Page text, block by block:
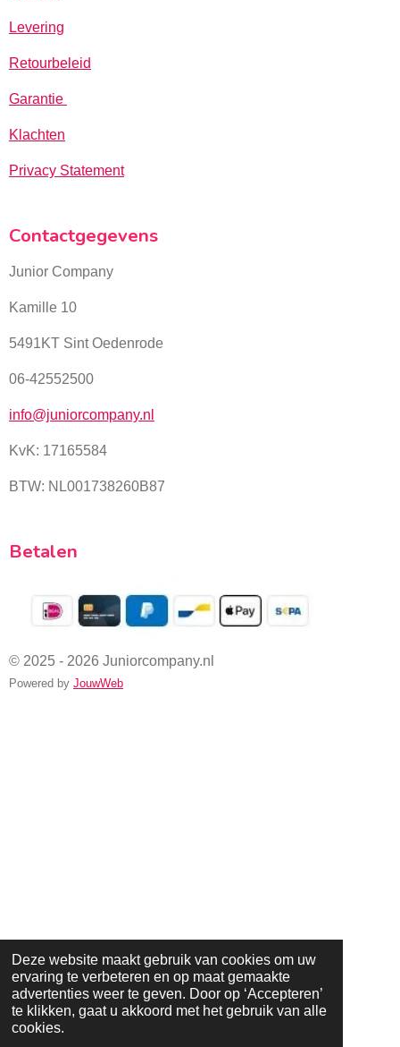
Deze website maakt gebruik van cookies om uw
ervaring te verbeteren en op maat gemaakte
advertenties weer te geven. Door op ‘Accepteren’
te klikken, gaat u akkoord met het gebruik van alle
cookies.
Levering
Retourbeleid
Garantie
Klachten
Privacy Statement
Contactgegevens
Junior Company
Kamille 10
5491KT Sint Oedenrode
06-42552500
info@juniorcompany.nl
KvK: 17165584
BTW: NL001738260B87
Betalen
© 2025 - 2026 Juniorcompany.nl
Powered by JouwWeb